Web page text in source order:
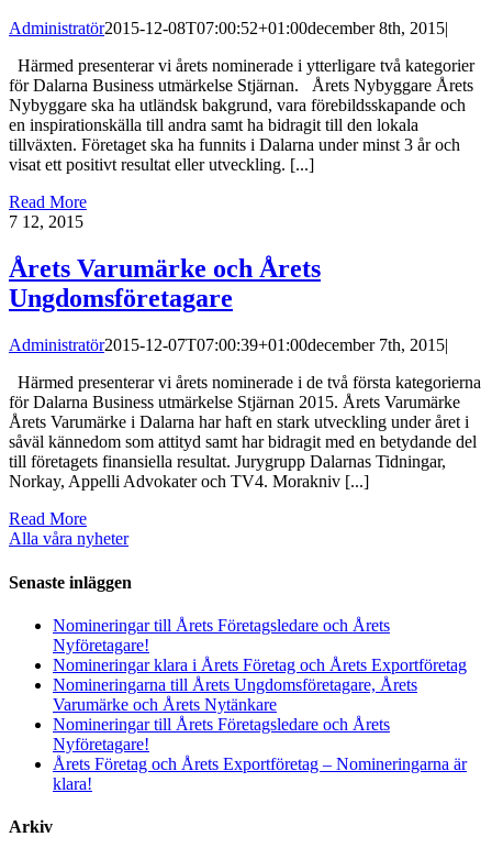
Administratör2015-12-08T07:00:52+01:00december 8th, 2015|
Härmed presenterar vi årets nominerade i ytterligare två kategorier
för Dalarna Business utmärkelse Stjärnan. Årets Nybyggare Årets
Nybyggare ska ha utländsk bakgrund, vara förebildsskapande och
en inspirationskälla till andra samt ha bidragit till den lokala
tillväxten. Företaget ska ha funnits i Dalarna under minst 3 år och
visat ett positivt resultat eller utveckling. [...]
Read More
7 12, 2015
Årets Varumärke och Årets
Ungdomsföretagare
Administratör2015-12-07T07:00:39+01:00december 7th, 2015|
Härmed presenterar vi årets nominerade i de två första kategorierna
för Dalarna Business utmärkelse Stjärnan 2015. Årets Varumärke
Årets Varumärke i Dalarna har haft en stark utveckling under året i
såväl kännedom som attityd samt har bidragit med en betydande del
till företagets finansiella resultat. Jurygrupp Dalarnas Tidningar,
Norkay, Appelli Advokater och TV4. Morakniv [...]
Read More
Alla våra nyheter
Senaste inläggen
Nomineringar till Årets Företagsledare och Årets
Nyföretagare!
Nomineringar klara i Årets Företag och Årets Exportföretag
Nomineringarna till Årets Ungdomsföretagare, Årets
Varumärke och Årets Nytänkare
Nomineringar till Årets Företagsledare och Årets
Nyföretagare!
Årets Företag och Årets Exportföretag – Nomineringarna är
klara!
Arkiv